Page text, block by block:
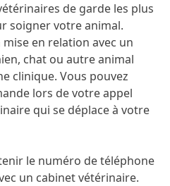
de garde les plus
soigner votre animal.
en relation avec un
chat ou autre animal
clinique. Vous pouvez
lors de votre appel
qui se déplace à votre
le numéro de téléphone
un cabinet vétérinaire.